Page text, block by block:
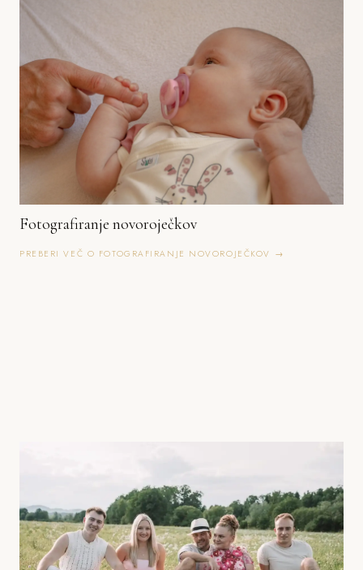
Fotografiranje novoroječkov
PREBERI VEČ O FOTOGRAFIRANJE NOVOROJEČKOV →